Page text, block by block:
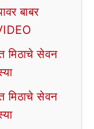
बाबर
सेवन
सेवन